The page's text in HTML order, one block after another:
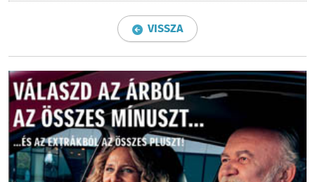
VISSZA